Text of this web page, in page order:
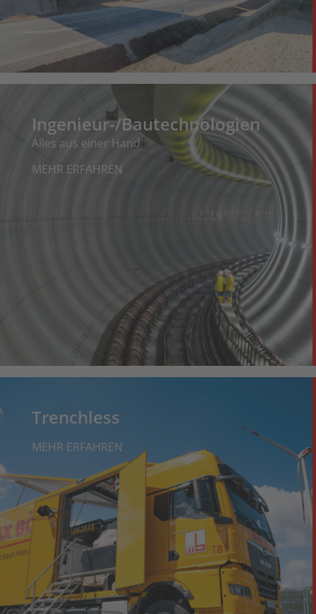
Ingenieur-/Bautechnologien
Alles aus einer Hand.
MEHR ERFAHREN
Trenchless
MEHR ERFAHREN